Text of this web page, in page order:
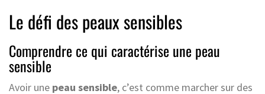
Le défi des peaux sensibles
Comprendre ce qui caractérise une peau
sensible
Avoir une peau sensible, c’est comme marcher sur des